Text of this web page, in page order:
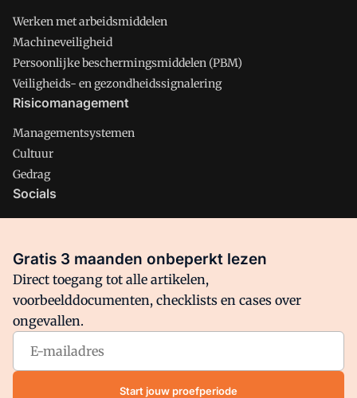
Werken met arbeidsmiddelen
Machineveiligheid
Persoonlijke beschermingsmiddelen (PBM)
Veiligheids- en gezondheidssignalering
Risicomanagement
Managementsystemen
Cultuur
Gedrag
Socials
Facebook
Arbo is onderdeel van VMN media. Lees inons manifestwaar
VMN media voor staat. Op gebruik van deze site zijn de
volgende regelingen van toepassing:Algemene Voorwaarden
Privacy en Cookie beleid|Privacy instellingen
Gratis 3 maanden onbeperkt lezen
Direct toegang tot alle artikelen,
voorbeelddocumenten, checklists en cases over
ongevallen.
Start jouw proefperiode